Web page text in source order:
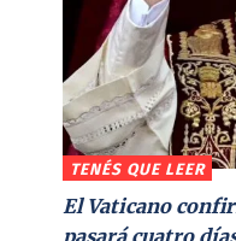
TENÉS QUE LEER
El Vaticano
pasará cuatro